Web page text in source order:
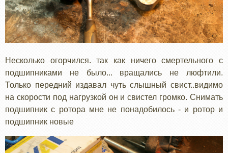
Несколько огорчился. так как ничего смертельного с
подшипниками не было... вращались не люфтили.
Только передний издавал чуть слышный свист..видимо
на скорости под нагрузкой он и свистел громко. Снимать
подшипник с ротора мне не понадобилось - и ротор и
подшипник новые